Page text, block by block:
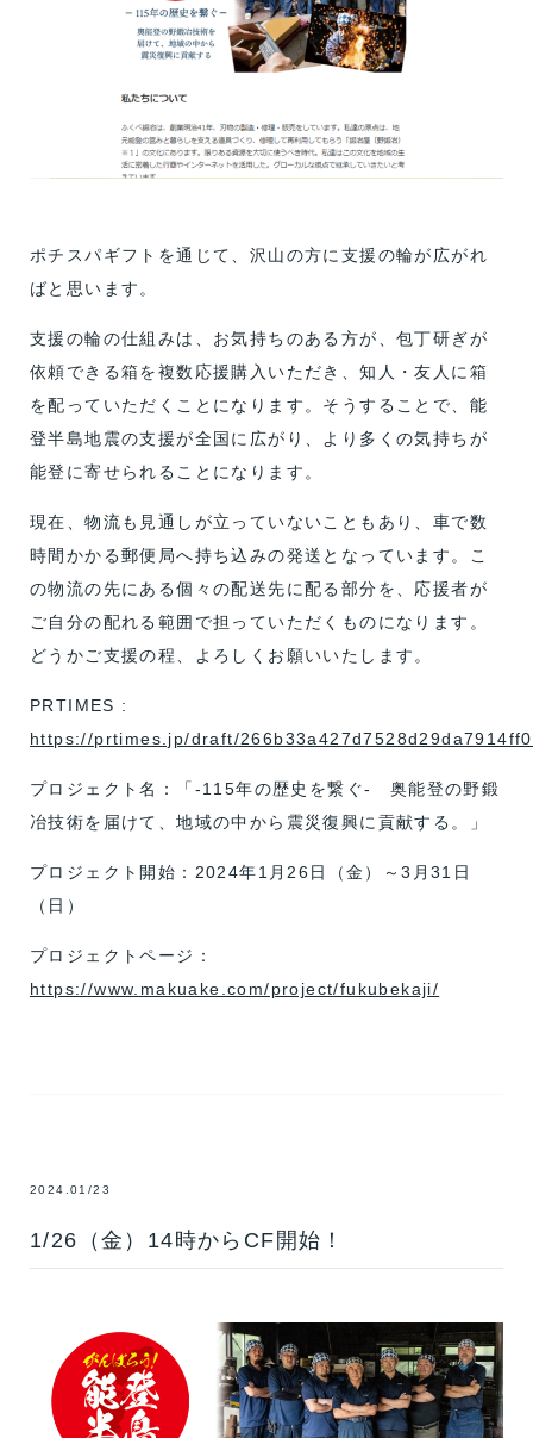
ポチスパギフトを通じて、沢山の方に支援の輪が広がれ
ばと思います。
支援の輪の仕組みは、お気持ちのある方が、包丁研ぎが
依頼できる箱を複数応援購入いただき、知人・友人に箱
を配っていただくことになります。そうすることで、能
登半島地震の支援が全国に広がり、より多くの気持ちが
能登に寄せられることになります。
現在、物流も見通しが立っていないこともあり、車で数
時間かかる郵便局へ持ち込みの発送となっています。こ
の物流の先にある個々の配送先に配る部分を、応援者が
ご自分の配れる範囲で担っていただくものになります。
どうかご支援の程、よろしくお願いいたします。
PRTIMES :
https://prtimes.jp/draft/
プロジェクト名：「-115年の歴史を繋ぐ- 奥能登の野鍛
冶技術を届けて、地域の中から震災復興に貢献する。」
プロジェクト開始：2024年1月26日（金）～3月31日
（日）
プロジェクトページ：
https://www.makuake.com/project/fukubekaji/
2024.01/23
1/26（金）14時からCF開始！